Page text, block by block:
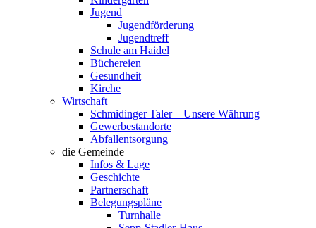
Jugend
Jugendförderung
Jugendtreff
Schule am Haidel
Büchereien
Gesundheit
Kirche
Wirtschaft
Schmidinger Taler – Unsere Währung
Gewerbestandorte
Abfallentsorgung
die Gemeinde
Infos & Lage
Geschichte
Partnerschaft
Belegungspläne
Turnhalle